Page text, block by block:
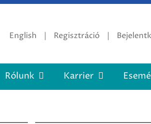
English Regisztráció
Rólunk Karrier